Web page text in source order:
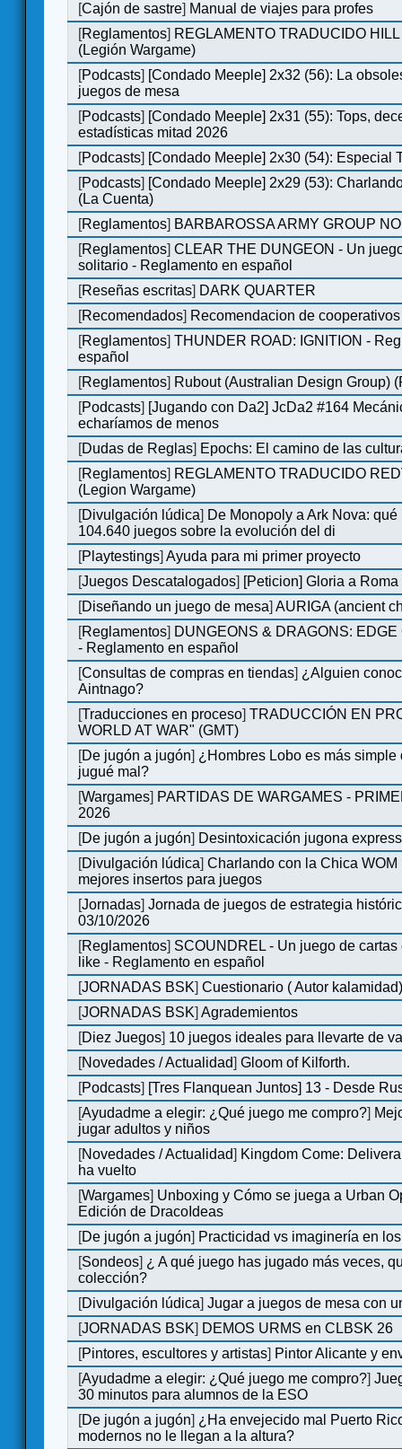
[Cajón de sastre] Manual de viajes para profes
[Reglamentos] REGLAMENTO TRADUCIDO
(Legión Wargame)
[Podcasts] [Condado Meeple] 2x32 (56): La
juegos de mesa
[Podcasts] [Condado Meeple] 2x31 (55): Tops,
estadísticas mitad 2026
[Podcasts] [Condado Meeple] 2x30 (54): Especial
[Podcasts] [Condado Meeple] 2x29 (53):
(La Cuenta)
[Reglamentos] BARBAROSSA ARMY GROUP
[Reglamentos]CLEAR THE DUNGEON - Un
solitario - Reglamento en español
[Reseñas escritas] DARK QUARTER
[Recomendados] Recomendacion de
[Reglamentos]THUNDER ROAD: IGNITION -
español
[Reglamentos] Rubout (Australian Design Group)
[Podcasts] [Jugando con Da2] JcDa2 #164
echaríamos de menos
[Dudas de Reglas] Epochs: El camino de las
[Reglamentos] REGLAMENTO TRADUCIDO
(Legion Wargame)
[Divulgación lúdica] De Monopoly a Ark Nova:
104.640 juegos sobre la evolución del di
[Playtestings]Ayuda para mi primer proyecto
[Juegos Descatalogados] [Peticion] Gloria a Roma
[Diseñando un juego de mesa]AURIGA (ancient
[Reglamentos] DUNGEONS & DRAGONS:
- Reglamento en español
[Consultas de compras en tiendas] ¿Alguien
Aintnago?
[Traducciones en proceso]TRADUCCIÓN EN
WORLD AT WAR" (GMT)
[De jugón a jugón] ¿Hombres Lobo es más simple
jugué mal?
[Wargames] PARTIDAS DE WARGAMES -
2026
[De jugón a jugón] Desintoxicación jugona express
[Divulgación lúdica]Charlando con la Chica WOM
mejores insertos para juegos
[Jornadas]Jornada de juegos de estrategia
03/10/2026
[Reglamentos] SCOUNDREL - Un juego de
like - Reglamento en español
[JORNADAS BSK]Cuestionario ( Autor
[JORNADAS BSK]Agrademientos
[Diez Juegos] 10 juegos ideales para llevarte de
[Novedades / Actualidad]Gloom of Kilforth.
[Podcasts] [Tres Flanquean Juntos] 13 - Desde
[Ayudadme a elegir: ¿Qué juego me compro?]
jugar adultos y niños
[Novedades / Actualidad] Kingdom Come:
ha vuelto
[Wargames] Unboxing y Cómo se juega a Urban
Edición de DracoIdeas
[De jugón a jugón] Practicidad vs imaginería en
[Sondeos] ¿ A qué juego has jugado más veces,
colección?
[Divulgación lúdica]Jugar a juegos de mesa con
[JORNADAS BSK] DEMOS URMS en CLBSK 26
[Pintores, escultores y artistas] Pintor Alicante y
[Ayudadme a elegir: ¿Qué juego me compro?]
30 minutos para alumnos de la ESO
[De jugón a jugón] ¿Ha envejecido mal Puerto
modernos no le llegan a la altura?